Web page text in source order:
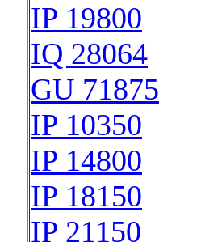
IP 19800
IQ 28064
GU 71875
IP 10350
IP 14800
IP 18150
IP 21150